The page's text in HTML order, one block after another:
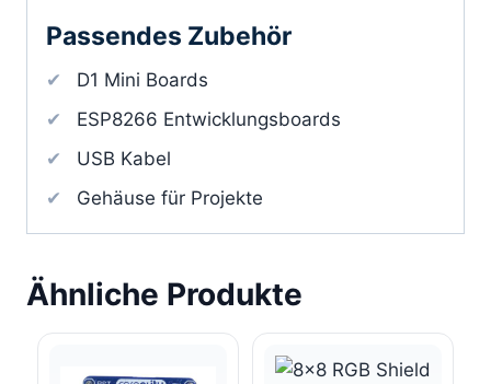
Passendes Zubehör
D1 Mini Boards
ESP8266 Entwicklungsboards
USB Kabel
Gehäuse für Projekte
Ähnliche Produkte